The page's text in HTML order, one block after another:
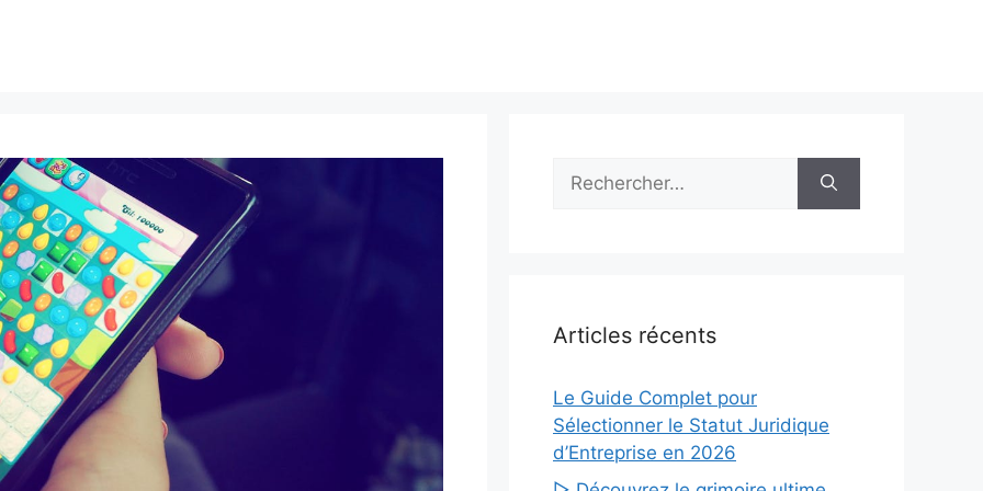
Rechercher :
Articles récents
Le Guide Complet pour
Sélectionner le Statut Juridique
d’Entreprise en 2026